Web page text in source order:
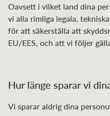
Oavsett i vilket land dina
vi alla rimliga legala,
för att säkerställa att
EU/EES, och att vi följer
Hur länge sparar vi
Vi sparar aldrig dina